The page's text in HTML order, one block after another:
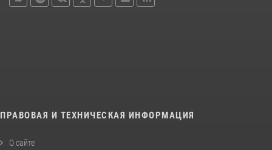
ПРАВОВАЯ И ТЕХНИЧЕСКАЯ ИНФОРМАЦИЯ
О сайте